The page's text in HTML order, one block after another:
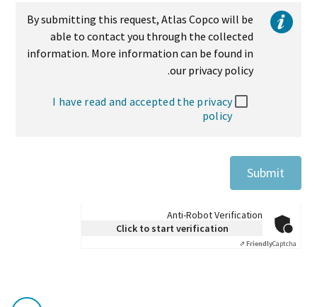
By submitting this request, Atlas Copco will be
able to contact you through the collected
information. More information can be found in
our privacy policy.
I have read and accepted the privacy
policy
Submit
Anti-Robot Verification
Click to start verification
FriendlyCaptcha ⇗